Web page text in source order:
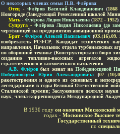
О некоторых членах семьи П.В. Флёрова:
Отец - Флёров Василий Клавдианович (
Новгороде (Заведующий Ремесленной школой
Мать - Флёрова Лидия Николаевна (1872 - 1952)
Супруга - Флёрова Лидия Николаевна (до
чертёжницей на предприятиях авиационной
Брат - Флёров Алексей Васильевич (03.(16).09.
изобретатель РСФСР;
Кандидат технических
направления Начальник отдела турбонасосных
по оборонной технике (Конструкторского бюро
созданию топливно-насосных агрегатов
стратегического и космического назначения
А.В. Флёров был женат на Победоносцевой
Победоносцева Юрия Александровича (07 (10)
ракетостроения иодного из основных и
легендарными в годы Великой Отечественной
Сталинской премии;Заслуженного деятеля
наук; члена-корреспондента Международной
В 1930 году он окончил Московский
годах - Московское Высшее
Государственный
по